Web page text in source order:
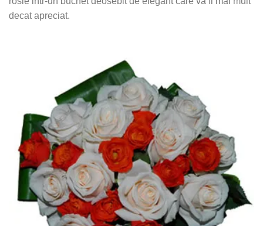
decat apreciat.